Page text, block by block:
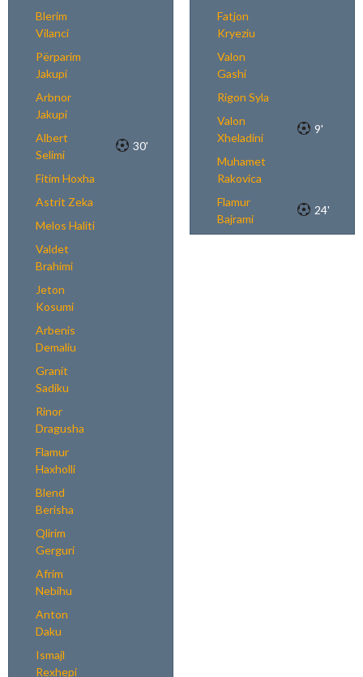
Blerim
Vilanci
Përparim
Jakupi
Arbnor
Jakupi
Albert
Selimi
30'
Fitim Hoxha
Astrit Zeka
Melos Haliti
Valdet
Brahimi
Jeton
Kosumi
Arbenis
Demaliu
Granit
Sadiku
Rinor
Dragusha
Flamur
Haxholli
Blend
Berisha
Qlirim
Gerguri
Afrim
Nebihu
Anton
Daku
Ismajl
Rexhepi
Fatjon
Kryeziu
Valon
Gashi
Rigon Syla
Valon
Xheladini
9'
Muhamet
Rakovica
Flamur
Bajrami
24'